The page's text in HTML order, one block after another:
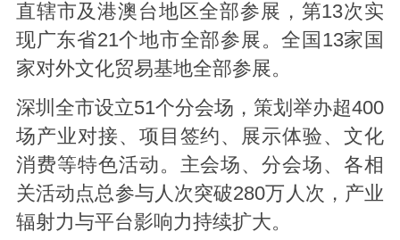
直辖市及港澳台地区全部参展，第13次实
现广东省21个地市全部参展。全国13家国
家对外文化贸易基地全部参展。
深圳全市设立51个分会场，策划举办超400
场产业对接、项目签约、展示体验、文化
消费等特色活动。主会场、分会场、各相
关活动点总参与人次突破280万人次，产业
辐射力与平台影响力持续扩大。